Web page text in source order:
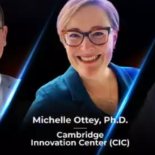
ให้ผลการเลือกตั้งกลางเทอม
ว่างสหรัฐฯ และจีนภายหลังก
มมาตรา 301 ที่สมาชิกทั้งสอ
รมของจีนต่อสหรัฐฯ จากปร
ดการขาดดุลทางการค้ากับ
รัฐฯ และจีนยังคงมีแนวโน้ม
การค้าส่งผลกระทบรุนแรงต่
มรุนแรงลง เนื่องจากการขึ้